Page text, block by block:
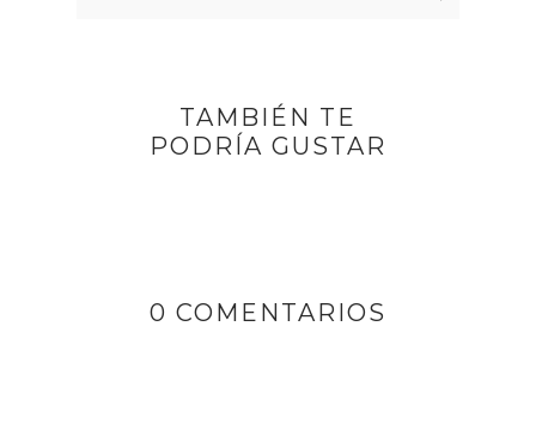
TAMBIÉN TE
PODRÍA GUSTAR
0 COMENTARIOS